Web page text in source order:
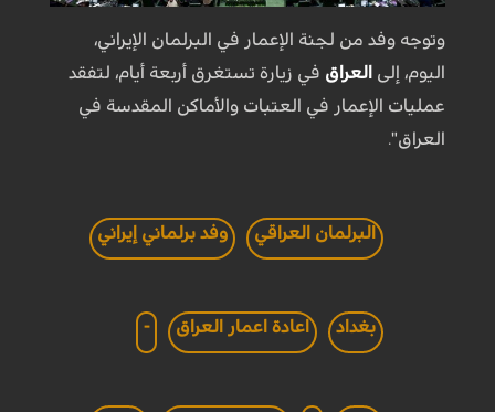
وتوجه وفد من لجنة الإعمار في البرلمان الإيراني،
اليوم، إلى العراق في زيارة تستغرق أربعة أيام، لتفقد
عمليات الإعمار في العتبات والأماكن المقدسة في
العراق".
البرلمان العراقي وفد برلماني إيراني
بغداد اعادة اعمار العراق -